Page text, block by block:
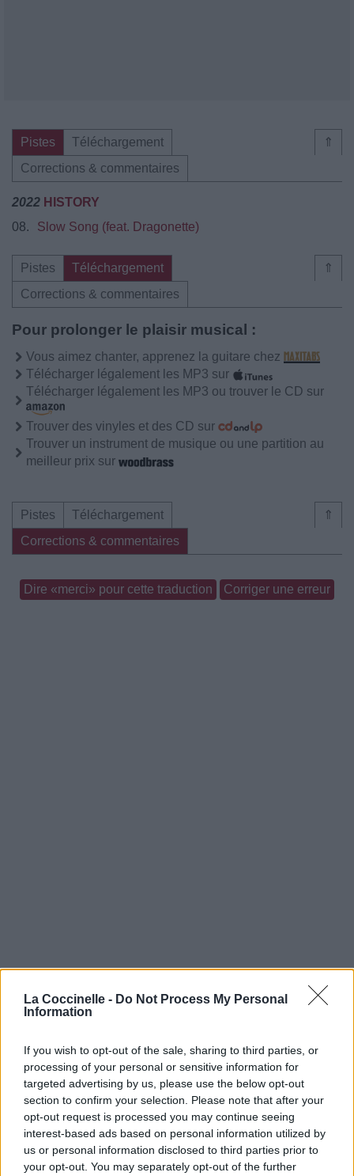
La Coccinelle - Do Not Process My Personal
Information
If you wish to opt-out of the sale, sharing to third parties, or
processing of your personal or sensitive information for
targeted advertising by us, please use the below opt-out
section to confirm your selection. Please note that after your
opt-out request is processed you may continue seeing
interest-based ads based on personal information utilized by
us or personal information disclosed to third parties prior to
your opt-out. You may separately opt-out of the further
⇑
Pistes
Téléchargement
Corrections & commentaires
2022 HISTORY
08.
Slow Song (feat. Dragonette)
⇑
Pistes
Téléchargement
Corrections & commentaires
Pour prolonger le plaisir musical :
Vous aimez chanter, apprenez la guitare chez
Télécharger légalement les MP3 sur
Télécharger légalement les MP3 ou trouver le CD sur
Trouver des vinyles et des CD sur
Trouver un instrument de musique ou une partition au
meilleur prix sur
⇑
Pistes
Téléchargement
Corrections & commentaires
Dire «merci» pour cette traduction Corriger une erreur